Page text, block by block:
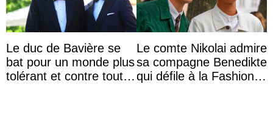
Le duc de Bavière se
bat pour un monde plus
tolérant et contre toute
Le comte Nikolai admire
sa compagne Benedikte
qui défile à la Fashion